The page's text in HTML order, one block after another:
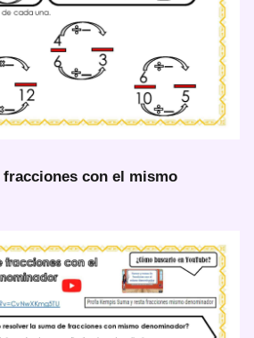
con el mismo